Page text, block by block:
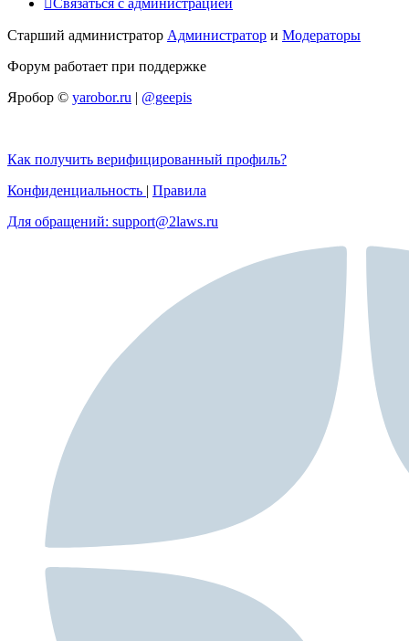
Связаться с администрацией
Старший администратор Администратор и Модераторы
Форум работает при поддержке
Яробор © yarobor.ru | @geepis
Как получить верифицированный профиль?
Конфиденциальность | Правила
Для обращений: support@2laws.ru